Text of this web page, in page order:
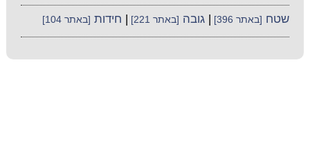
שטח [באתר 396] |גובה [באתר 221] חידות [באתר 104]